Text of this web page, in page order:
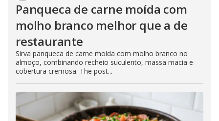
Panqueca de carne moída com
molho branco melhor que a de
restaurante
Sirva panqueca de carne moída com molho branco no
almoço, combinando recheio suculento, massa macia e
cobertura cremosa. The post...